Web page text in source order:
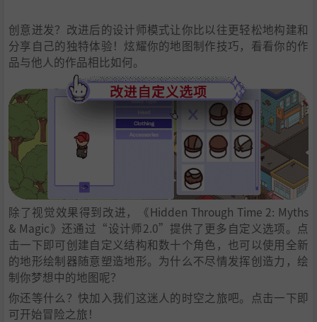
创意迸发？改进后的设计师模式让你比以往更轻松地构建和
分享自己的独特体验！炫耀你的地图制作技巧，看看你的作
品与他人的作品相比如何。
除了视觉效果得到改进，《Hidden Through Time 2: Myths
& Magic》还通过“设计师2.0”提供了更多自定义选项。点
击一下即可创建自定义结构和数十个角色，也可以使用全新
的地形绘制器随意塑造地形。为什么不尽情发挥创造力，绘
制你梦想中的地图呢？
你还等什么？快加入我们这迷人的时空之旅吧。点击一下即
可开始冒险之旅！